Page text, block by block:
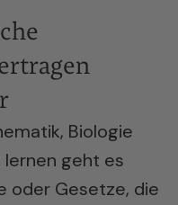
Biologie
geht es
oder Gesetze, die